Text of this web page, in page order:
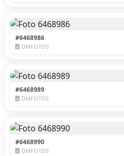
#6468986
DMFOTOS
#6468989
DMFOTOS
#6468990
DMFOTOS